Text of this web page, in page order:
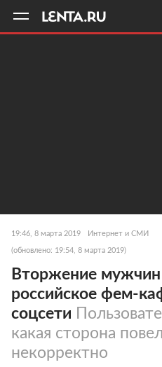
19:46, 8 марта 2019 Интернет и СМИ
(обновлено: 19:54, 8 марта 2019)
Вторжение мужчин
российское фем-
соцсети
какая сторона
некорректно